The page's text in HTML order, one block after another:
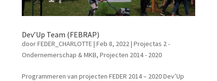
Dev’Up Team (FEBRAP)
doorFEDER_CHARLOTTE| Feb 8, 2022| Projectas 2 -
Ondernemerschap & MKB, Projecten 2014 - 2020
Programmeren van projecten FEDER 2014 – 2020 Dev’Up